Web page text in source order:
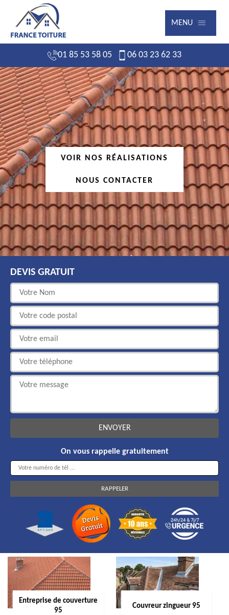
MENU
01 85 53 58 05 06 03 23 62 33
VOIR NOS RÉALISATIONS
NOUS CONTACTER
DEVIS GRATUIT
On vous rappelle gratuitement
Entreprise de couverture
95
Couvreur zingueur 95